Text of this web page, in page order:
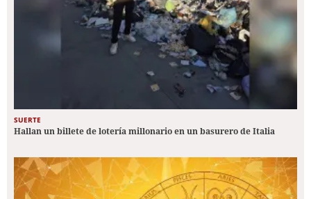
SUERTE
Hallan un billete de lotería millonario en un basurero de Italia